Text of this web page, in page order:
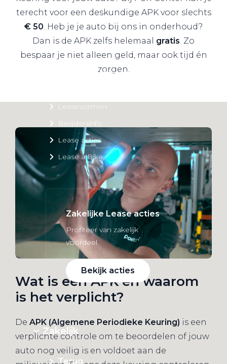
Direct naar
Website Pon Center Zakelijk
Zakelijke oplossingen
Leasevormen
Berijdersinfo
Lease acties
Lease a Bike
Zakelijke Lease acties
Profiteer van zakelijk
voordeel
Bekijk acties
Zakelijk
Terug
terecht voor een deskundige APK voor slechts
€ 50. Heb je je auto bij ons in onderhoud?
Dan is de APK zelfs helemaal gratis. Zo
bespaar je niet alleen geld, maar ook tijd én
zorgen.
Wat is een APK en waarom
is het verplicht?
De APK (Algemene Periodieke Keuring) is een
verplichte controle om te beoordelen of jouw
auto nog veilig is en voldoet aan de